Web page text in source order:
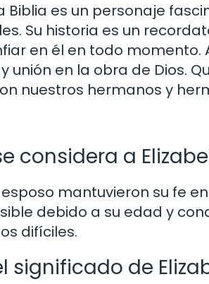
Biblia es un personaje
Su historia es un
en él en todo momento.
unión en la obra de Dios.
nuestros hermanos y
considera a
esposo mantuvieron su fe
debido a su edad y
difíciles.
significado de